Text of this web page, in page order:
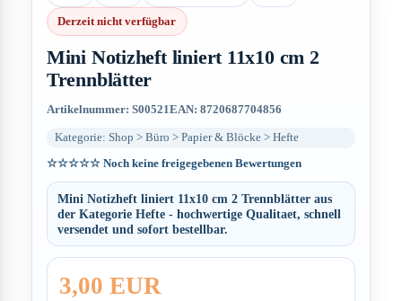
Derzeit nicht verfügbar
Mini Notizheft liniert 11x10 cm 2
Trennblätter
Artikelnummer: S00521EAN: 8720687704856
Kategorie: Shop > Büro > Papier & Blöcke > Hefte
☆☆☆☆☆Noch keine freigegebenen Bewertungen
Mini Notizheft liniert 11x10 cm 2 Trennblätter aus
der Kategorie Hefte - hochwertige Qualitaet, schnell
versendet und sofort bestellbar.
3,00 EUR